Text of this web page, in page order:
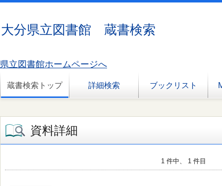
大分県立図書館 蔵書検索
県立図書館ホームページへ
蔵書検索トップ 詳細検索 ブックリスト
資料詳細
1 件中、 1 件目